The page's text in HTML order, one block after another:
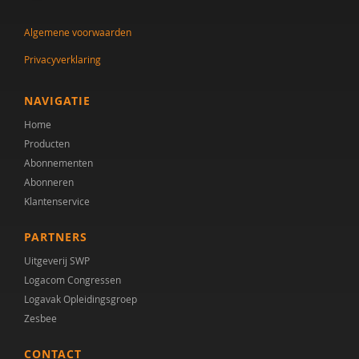
Leni Van Goidsenhoven
Gert-Jan Vanaken
Elisabeth W.M. Verhoeven
Kirsten Visser
Heleen Wesselius
Algemene voorwaarden
Privacyverklaring
NAVIGATIE
Home
Producten
Abonnementen
Abonneren
Klantenservice
PARTNERS
Uitgeverij SWP
Logacom Congressen
Logavak Opleidingsgroep
Zesbee
CONTACT